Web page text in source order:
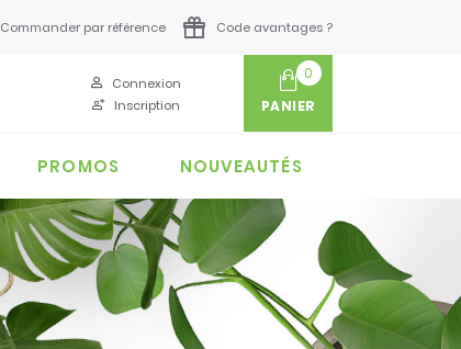
Commander par référence Code avantages ?
Inscription
Connexion
0
PANIER
PROMOS NOUVEAUTÉS